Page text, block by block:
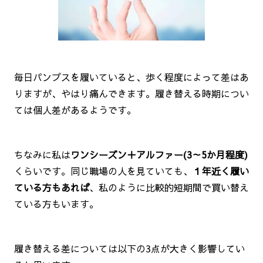
毎日パンプスを履いていると、歩く程度によって差はあ
りますが、やはり痛んできます。履き替える時期につい
ては個人差があるようです。
ちなみに私はワンシーズン＋アルファー(3～5か月程度)
くらいです。同じ職場の人を見ていても、
１年近く履い
ている方もあれば、私のように比較的短期間で買い替え
ている方もいます。
履き替える差については以下の3点が大きく影響してい